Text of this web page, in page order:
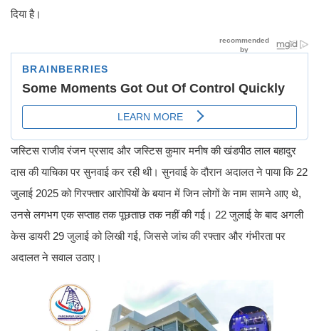
दिया है।
जस्टिस राजीव रंजन प्रसाद और जस्टिस कुमार मनीष की खंडपीठ लाल बहादुर
दास की याचिका पर सुनवाई कर रही थी। सुनवाई के दौरान अदालत ने पाया कि 22
जुलाई 2025 को गिरफ्तार आरोपियों के बयान में जिन लोगों के नाम सामने आए थे,
उनसे लगभग एक सप्ताह तक पूछताछ तक नहीं की गई। 22 जुलाई के बाद अगली
केस डायरी 29 जुलाई को लिखी गई, जिससे जांच की रफ्तार और गंभीरता पर
अदालत ने सवाल उठाए।